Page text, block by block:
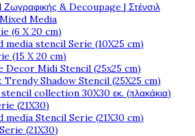
& Decoupage | Στένσιλ
Media
(6 X 20 cm)
media stencil Serie (10X25 cm)
(15 X 20 cm)
Decor Midi Stencil (25x25 cm)
Trendy Shadow Stencil (25X25 cm)
collection 30X30 εκ. (πλακάκια)
(21X30)
media Stencil Serie (21X30 cm)
(21X30)